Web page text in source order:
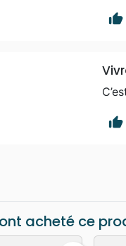
thumb_up
thumb_up
acheté ce